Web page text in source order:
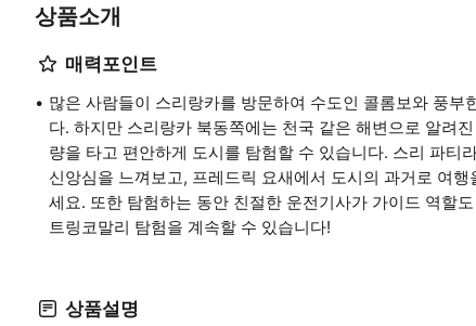
상품소개
매력포인트
많은 사람들이 스리랑카를 방문하여 수도인 콜롬보와 풍
다. 하지만 스리랑카 북동쪽에는 천국 같은 해변으로 알려
량을 타고 편안하게 도시를 탐험할 수 있습니다. 스리 파티
신앙심을 느껴보고, 프레드릭 요새에서 도시의 과거로 여
세요. 또한 탐험하는 동안 친절한 운전기사가 가이드 역할
트링코말리 탐험을 계속할 수 있습니다!
상품설명